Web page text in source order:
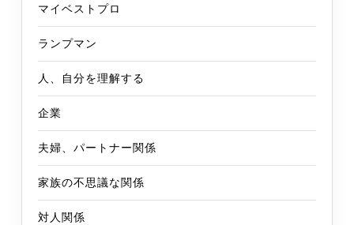
マイベストプロ
ランプマン
人、自分を理解する
企業
夫婦、パートナー関係
家族の不思議な関係
対人関係